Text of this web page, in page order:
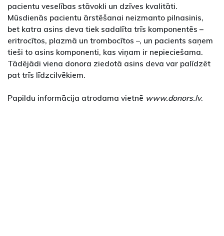
pacientu veselības stāvokli un dzīves kvalitāti.
Mūsdienās pacientu ārstēšanai neizmanto pilnasinis,
bet katra asins deva tiek sadalīta trīs komponentēs –
eritrocītos, plazmā un trombocītos –, un pacients saņem
tieši to asins komponenti, kas viņam ir nepieciešama.
Tādējādi viena donora ziedotā asins deva var palīdzēt
pat trīs līdzcilvēkiem.
Papildu informācija atrodama vietnē www.donors.lv.